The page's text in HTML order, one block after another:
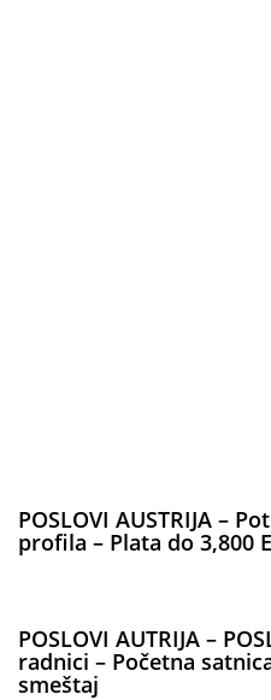
POSLOVI AUSTRIJA –
profila – Plata do 3,800
POSLOVI AUTRIJA –
radnici – Početna
smeštaj